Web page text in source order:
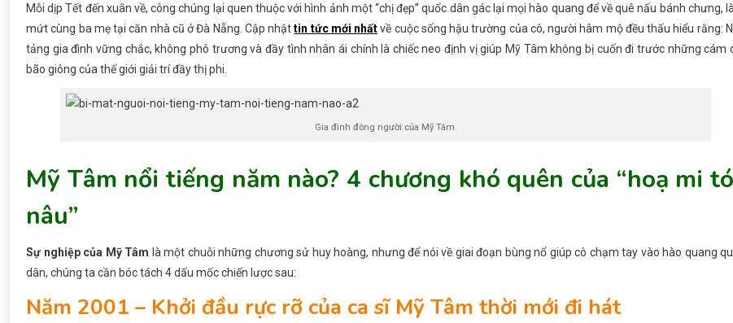
Mỗi dịp Tết đến xuân về, công chúng lại quen thuộc với hình ảnh một “chị đẹp” quốc dân gác lại mọi hào quang để về quê nấu bánh chưng,
mứt cùng ba mẹ tại căn nhà cũ ở Đà Nẵng. Cập nhậttin tức mới nhấtvề cuộc sống hậu trường của cô, người hâm mộ đều thấu hiểu rằng:
tảng gia đình vững chắc, không phô trương và đầy tình nhân ái chính là chiếc neo định vị giúp Mỹ Tâm không bị cuốn đi trước những cám
bão giông của thế giới giải trí đầy thị phi.
Gia đình đông người của Mỹ Tâm.
Mỹ Tâm nổi tiếng năm nào? 4 chương khó quên của “hoạ mi
nâu”
Sự nghiệp của Mỹ Tâm là một chuỗi những chương sử huy hoàng, nhưng để nói về giai đoạn bùng nổ giúp cô chạm tay vào hào quang
dân, chúng ta cần bóc tách 4 dấu mốc chiến lược sau:
Năm 2001 – Khởi đầu rực rỡ của ca sĩ Mỹ Tâm thời mới đi hát